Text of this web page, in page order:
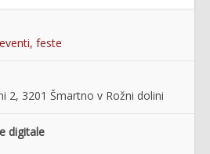
feste
2, 3201 Šmartno v Rožni dolini
digitale